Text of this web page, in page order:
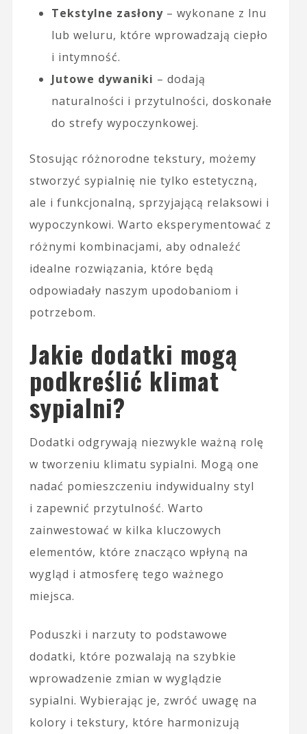
Tekstylne zasłony– wykonane z lnu
lub weluru, które wprowadzają ciepło
i intymność.
Jutowe dywaniki – dodają
naturalności i przytulności, doskonałe
do strefy wypoczynkowej.
Stosując różnorodne tekstury, możemy
stworzyć sypialnię nie tylko estetyczną,
ale i funkcjonalną, sprzyjającą relaksowi i
wypoczynkowi. Warto eksperymentować z
różnymi kombinacjami, aby odnaleźć
idealne rozwiązania, które będą
odpowiadały naszym upodobaniom i
potrzebom.
Jakie dodatki mogą
podkreślić klimat
sypialni?
Dodatki odgrywają niezwykle ważną rolę
w tworzeniu klimatu sypialni. Mogą one
nadać pomieszczeniu indywidualny styl
i zapewnić przytulność. Warto
zainwestować w kilka kluczowych
elementów, które znacząco wpłyną na
wygląd i atmosferę tego ważnego
miejsca.
Poduszki i narzuty to podstawowe
dodatki, które pozwalają na szybkie
wprowadzenie zmian w wyglądzie
sypialni. Wybierając je, zwróć uwagę na
kolory i tekstury, które harmonizują